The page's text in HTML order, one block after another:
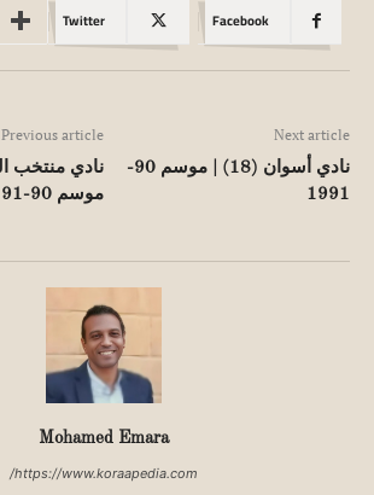
Facebook
Twitter
Previous article
موسم 90-91
Next article
نادي أسوان (18) | موسم 90-
1991
Mohamed Emara
https://www.koraapedia.com/